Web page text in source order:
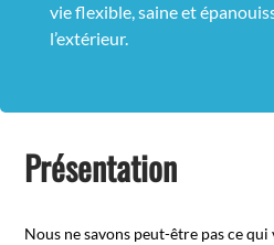
vie flexible, saine et
l’extérieur.
Présentation
Nous ne savons peut-être pas ce